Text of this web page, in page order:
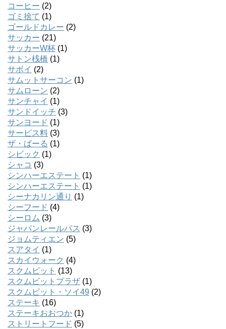
コーヒー (2)
ゴミ捨て (1)
ゴールドカレー (2)
サッカー (21)
サッカーW杯 (1)
サトン桟橋 (1)
サボイ (2)
サムットサーコン (1)
サムローン (2)
サンチャイ (1)
サンドイッチ (3)
サンヨード (1)
サービス料 (3)
ザ・ばーる (1)
シビック (1)
シャコ (3)
シンハーエステート (1)
シンハーエステート (1)
シーナカリン通り (1)
シーフード (4)
シーロム (3)
ジャパンレールパス (3)
ジョムティエン (5)
スアタイ (1)
スカイウォーク (4)
スクムビット (13)
スクムビットプラザ (1)
スクムビット・ソイ49 (2)
ステーキ (16)
ステーキおおつか (1)
ストリートフード (5)